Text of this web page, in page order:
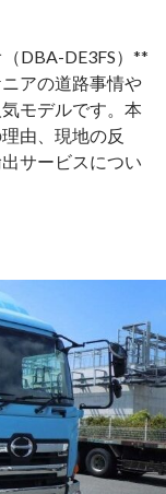
性
で
ば
本
定
番
商
用
バ
ン
DBA-DE3FS）**
アの道路事情や
モデルです。本
由、現地の反
サービスについ
）